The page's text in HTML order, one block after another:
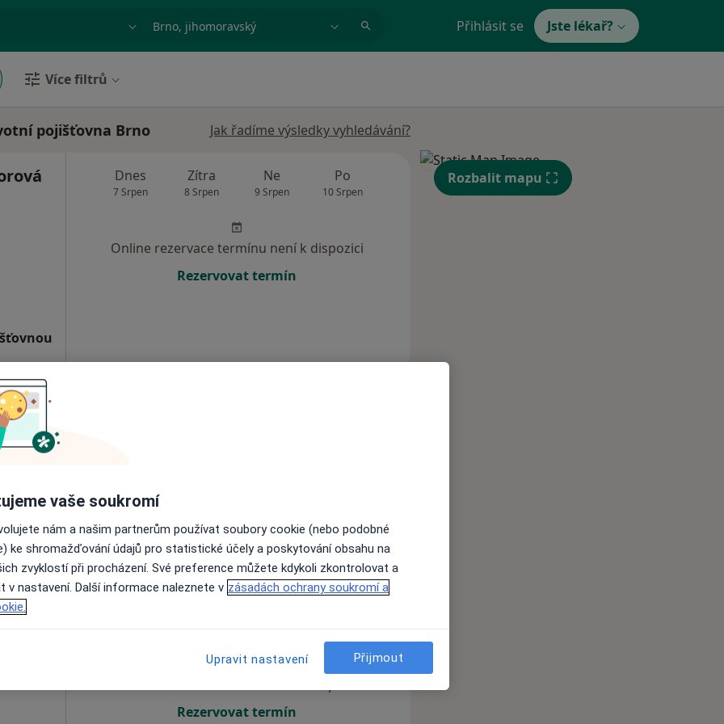
Město nebo region Přihlásit se Jste lékař?
Více filtrů
pojišťovna Brno Jak řadíme výsledky vyhledávání?
Dnes
7 Srpen
Zítra
8 Srpen
Ne
9 Srpen
Po
10 Srpen
St Čt
13 Srpen
Online rezervace termínu není k dispozici
Rezervovat termín
Rezervovat termín
Rozbalit mapu
vaše soukromí
nám a našim partnerům používat soubory cookie (nebo podobné
ke shromažďování údajů pro statistické účely a poskytování obsahu na
zvyklostí při procházení. Své preference můžete kdykoli zkontrolovat a
v nastavení. Další informace naleznete v zásadách ochrany soukromí a
Upravit nastavení Přijmout